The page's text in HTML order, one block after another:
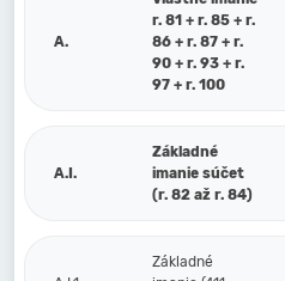
A.
r. 81 + r. 85 + r.
86 + r. 87 + r.
90 + r. 93 + r.
97 + r. 100
A.I.
Základné
imanie súčet
(r. 82 až r. 84)
Základné